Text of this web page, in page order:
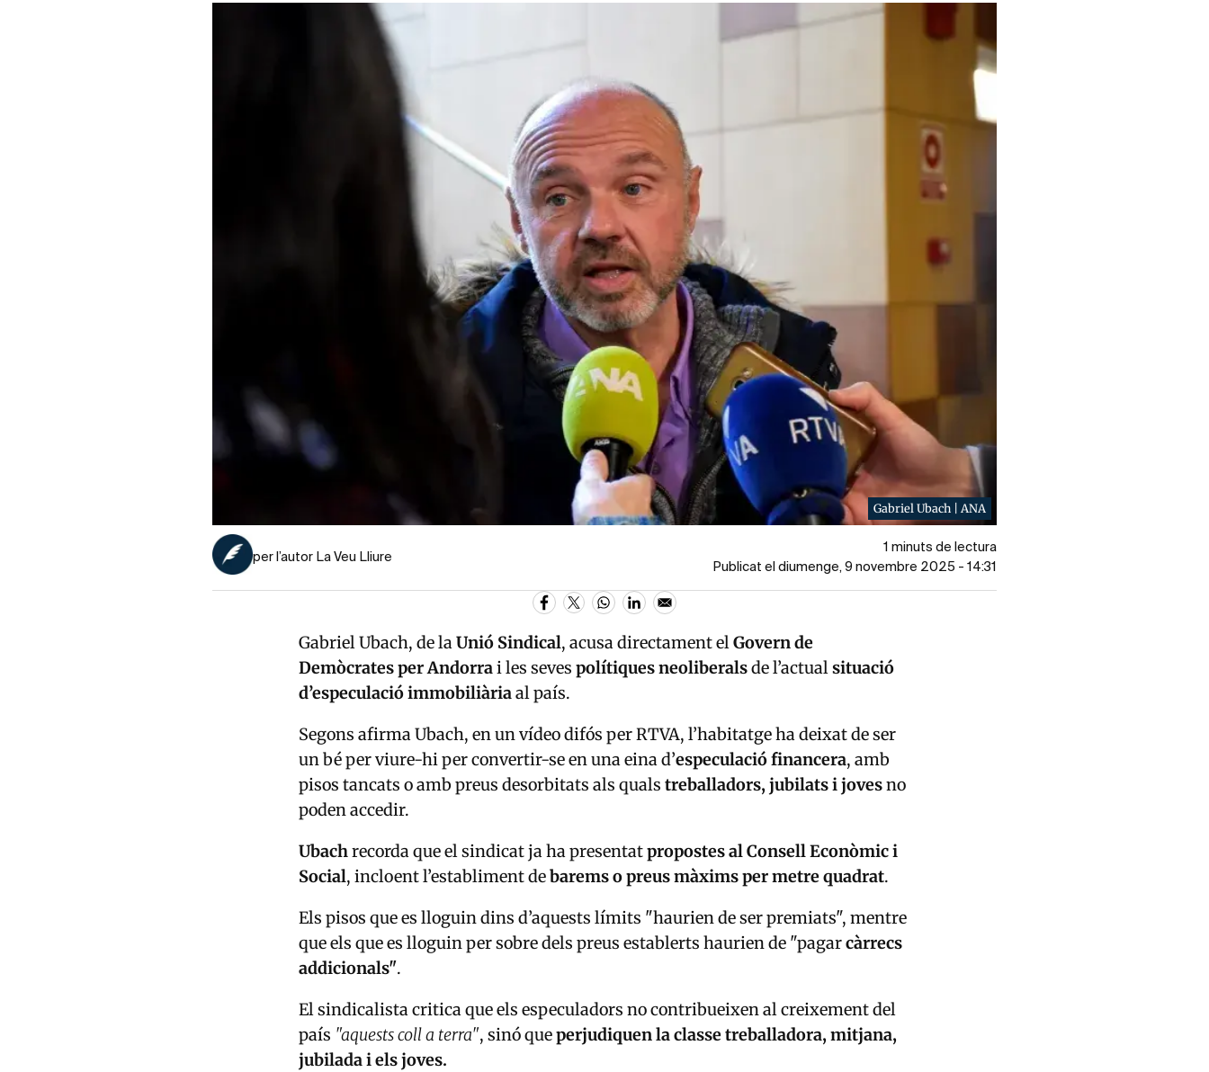
Gabriel Ubach | ANA
per l’autor La Veu Lliure
1 minuts de lectura
Publicat el diumenge, 9 novembre 2025 - 14:31
Gabriel Ubach, de laUnió Sindical, acusa directament elGovern de
Demòcrates per Andorrai les seves polítiques neoliberalsde l’actualsituació
d’especulació immobiliàriaal país.
Segons afirma Ubach, en un vídeo difós per RTVA, l’habitatge ha deixat de ser
un bé per viure-hi per convertir-se en una eina d’especulació financera, amb
pisos tancats o amb preus desorbitats als quals treballadors, jubilats i jovesno
poden accedir.
Ubachrecorda que el sindicat ja ha presentatpropostes al Consell Econòmic i
Social, incloent l’establiment debarems o preus màxims per metre quadrat.
Els pisos que es lloguin dins d’aquests límits "haurien de ser premiats", mentre
que els que es lloguin per sobre dels preus establerts haurien de "pagarcàrrecs
addicionals".
El sindicalista critica que els especuladors no contribueixen al creixement del
país "aquests coll a terra", sinó queperjudiquen la classe treballadora, mitjana,
jubilada i els joves.